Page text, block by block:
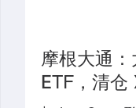
摩根大通：
ETF ， 清仓